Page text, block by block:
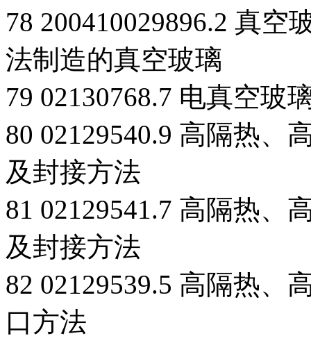
78 200410029896.2 真
法制造的真空玻璃
79 02130768.7 电真空玻
80 02129540.9 高隔热、
及封接方法
81 02129541.7 高隔热、
及封接方法
82 02129539.5 高隔热、
口方法